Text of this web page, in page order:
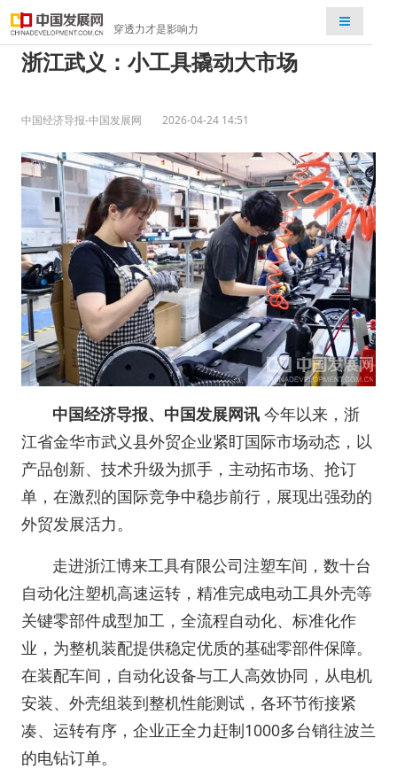
穿透力才是影响力
检索
浙江武义：小工具撬动大市场
中国经济导报-中国发展网 2026-04-24 14:51
中国经济导报、中国发展网讯 今年以来，浙
江省金华市武义县外贸企业紧盯国际市场动态，以
产品创新、技术升级为抓手，主动拓市场、抢订
单，在激烈的国际竞争中稳步前行，展现出强劲的
外贸发展活力。
走进浙江博来工具有限公司注塑车间，数十台
自动化注塑机高速运转，精准完成电动工具外壳等
关键零部件成型加工，全流程自动化、标准化作
业，为整机装配提供稳定优质的基础零部件保障。
在装配车间，自动化设备与工人高效协同，从电机
安装、外壳组装到整机性能测试，各环节衔接紧
凑、运转有序，企业正全力赶制1000多台销往波兰
的电钻订单。